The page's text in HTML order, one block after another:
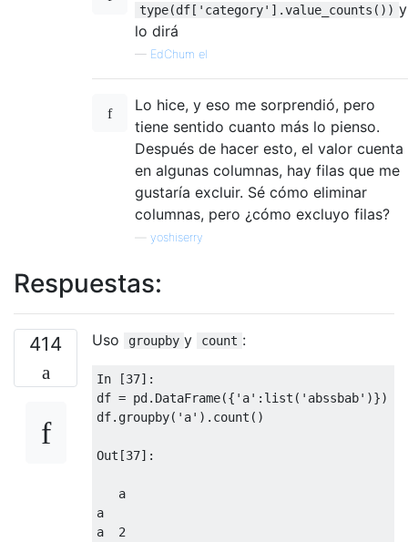
type(df['category'].value_counts()) y
lo dirá
— EdChum el
Lo hice, y eso me sorprendió, pero
tiene sentido cuanto más lo pienso.
Después de hacer esto, el valor cuenta
en algunas columnas, hay filas que me
gustaría excluir. Sé cómo eliminar
columnas, pero ¿cómo excluyo filas?
yoshiserry
Respuestas:
414 Uso groupby y count :
In [37]:
df = pd. DataFrame({ 'a' : list ( 'abssbab' )})
df. groupby( 'a' ). count ()
Out [37]:
   a
a
a 2